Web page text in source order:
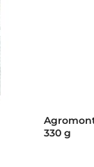
330 g